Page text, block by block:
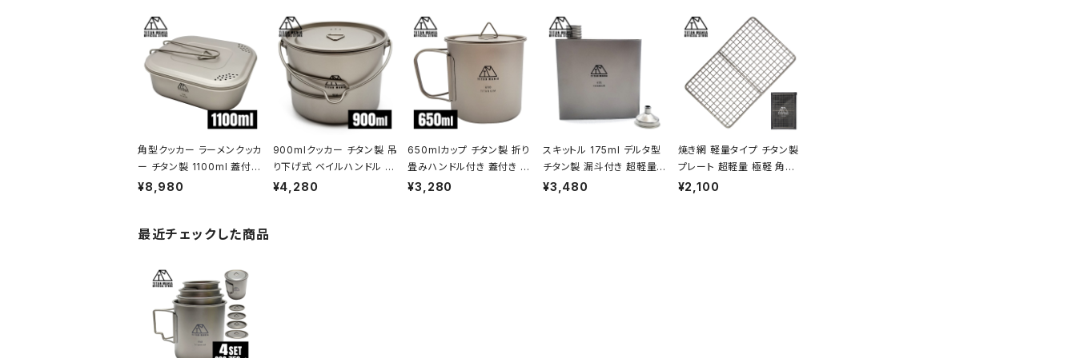
角型クッカー ラーメンクッカ
ー チタン製 1100ml 蓋付き
折りたたみハンドル付 超軽
ロキャンプ アウトドア キャ
¥8,980
900mlクッカー チタン製 吊
り下げ式 ベイルハンドル 蓋
付き 折り畳みハンドル付き
¥4,280
650mlカップ チタン製 折り
畳みハンドル付き 蓋付き 超
軽量 頑丈 直火OK シングル
¥3,280
スキットル 175ml デルタ型
チタン製 漏斗付き 超軽量
頑丈 携帯用 ウイスキー ボ
¥3,480
焼き網 軽量タイプ チタン製
プレート 超軽量 極軽 角型
頑丈 27cm ソロキャンプ B
¥2,100
最近チェックした商品